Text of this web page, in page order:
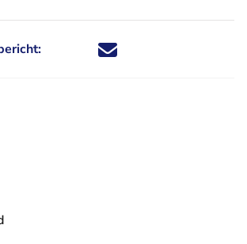
Deel dit nieuwsbericht via X -
Deel dit nieuwsbericht via
Deel dit nieuwsbericht
Deel dit